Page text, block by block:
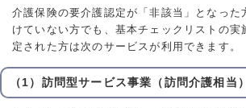
介護保険の要介護認定が「非該当」となった
けていない方でも、基本チェックリストの実
定された方は次のサービスが利用できます。
（1）訪問型サービス事業（訪問介護相当）